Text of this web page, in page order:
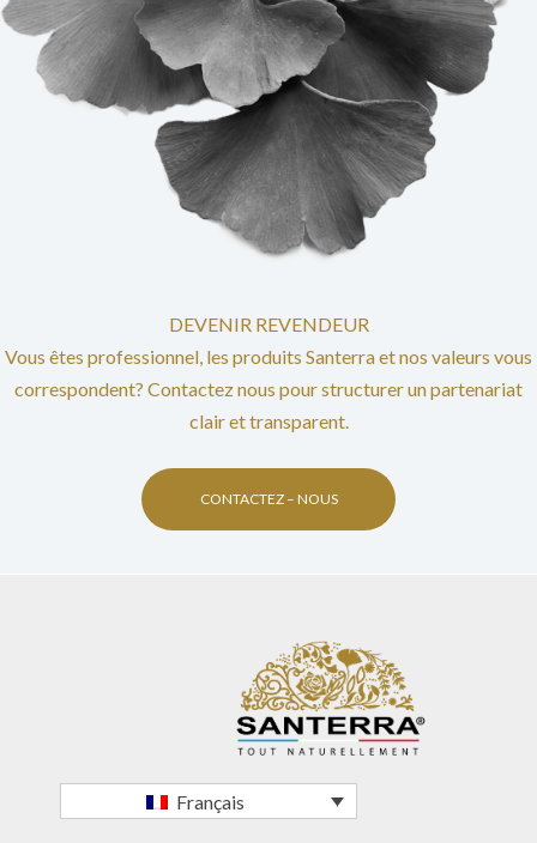
DEVENIR REVENDEUR
Vous êtes professionnel, les produits Santerra et nos valeurs vous
correspondent? Contactez nous pour structurer un partenariat
clair et transparent.
CONTACTEZ – NOUS
Français